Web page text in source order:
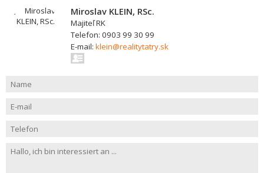
Miroslav KLEIN, RSc.
Majiteľ RK
Telefon: 0903 99 30 99
E-mail: klein@realitytatry.sk